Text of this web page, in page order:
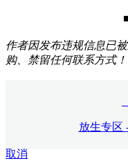
作者因发布违规信息已
购、禁留任何联系方式！
放生专区
取消